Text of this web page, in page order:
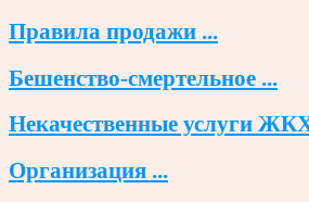
Правила продажи ...
Бешенство-смертельное ...
Некачественные услуги
Организация ...